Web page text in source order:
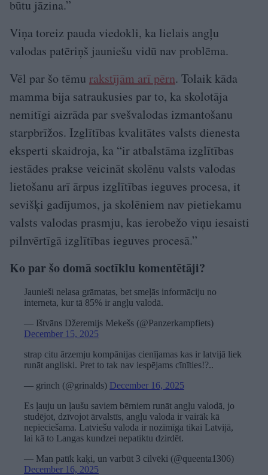
būtu jāzina.”
Viņa toreiz pauda viedokli, ka lielais angļu
valodas patēriņš jauniešu vidū nav problēma.
Vēl par šo tēmu rakstījām arī pērn. Tolaik kāda
mamma bija satraukusies par to, ka skolotāja
nemitīgi aizrāda par svešvalodas izmantošanu
starpbrīžos. Izglītības kvalitātes valsts dienesta
eksperti skaidroja, ka “ir atbalstāma izglītības
iestādes prakse veicināt skolēnu valsts valodas
lietošanu arī ārpus izglītības ieguves procesa, it
sevišķi gadījumos, ja skolēniem nav pietiekamu
valsts valodas prasmju, kas ierobežo viņu iesaisti
pilnvērtīgā izglītības ieguves procesā.”
Ko par šo domā soctīklu komentētāji?
Jaunieši nelasa grāmatas, bet smeļās informāciju no
interneta, kur tā 85% ir angļu valodā.
— Ištvāns Džeremijs Mekešs (@Panzerkampfiets)
December 15, 2025
strap citu ārzemju kompānijas cienījamas kas ir latvijā liek
runāt angliski. Pret to tak nav iespējams cīnīties!?..
— grinch (@grinalds) December 16, 2025
Es ļauju un ļaušu saviem bērniem runāt angļu valodā, jo
studējot, dzīvojot ārvalstīs, angļu valoda ir vairāk kā
nepieciešama. Latviešu valoda ir nozīmīga tikai Latvijā,
lai kā to Langas kundzei nepatiktu dzirdēt.
— Man patīk kaķi, un varbūt 3 cilvēki (@queenta1306)
December 16, 2025